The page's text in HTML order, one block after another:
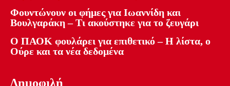
Φουντώνουν οι φήμες για Ιωαννίδη και
Βουλγαράκη – Τι ακούστηκε για το ζευγάρι
Ο ΠΑΟΚ φουλάρει για επιθετικό – Η λίστα, ο
Ούρε και τα νέα δεδομένα
Δημοφιλή